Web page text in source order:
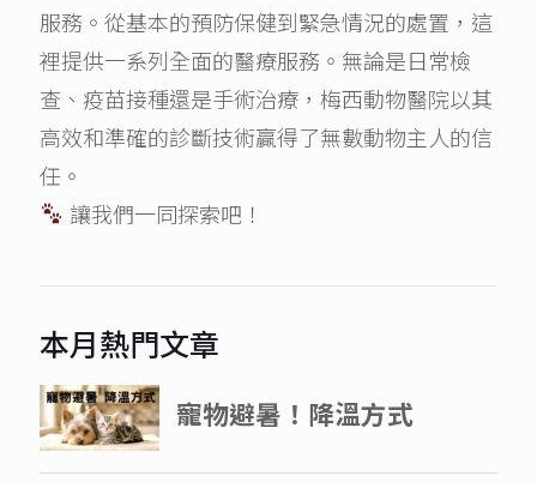
服務。從基本的預防保健到緊急情況的處置，這
裡提供一系列全面的醫療服務。無論是日常檢
查、疫苗接種還是手術治療，梅西動物醫院以其
高效和準確的診斷技術贏得了無數動物主人的信
任。
讓我們一同探索吧！
本月熱門文章